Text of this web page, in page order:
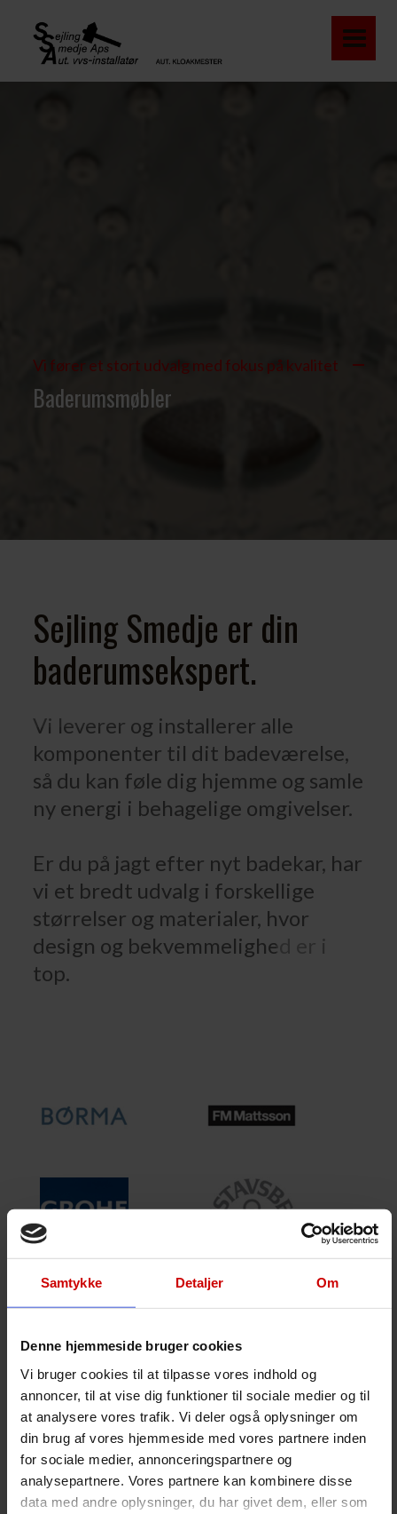
Samtykke Detaljer Om
Denne hjemmeside bruger cookies
Vi bruger cookies til at tilpasse vores indhold og
annoncer, til at vise dig funktioner til sociale medier og til
at analysere vores trafik. Vi deler også oplysninger om
din brug af vores hjemmeside med vores partnere inden
for sociale medier, annonceringspartnere og
analysepartnere. Vores partnere kan kombinere disse
data med andre oplysninger, du har givet dem, eller som
Vi fører et stort udvalg med fokus på kvalitet
Baderumsmøbler
Sejling Smedje er din
baderumsekspert.
Vi leverer og installerer alle
komponenter til dit badeværelse,
så du kan føle dig hjemme og samle
ny energi i behagelige omgivelser.
Er du på jagt efter nyt badekar, har
vi et bredt udvalg i forskellige
størrelser og materialer, hvor
design og bekvemmelighed er i
top.